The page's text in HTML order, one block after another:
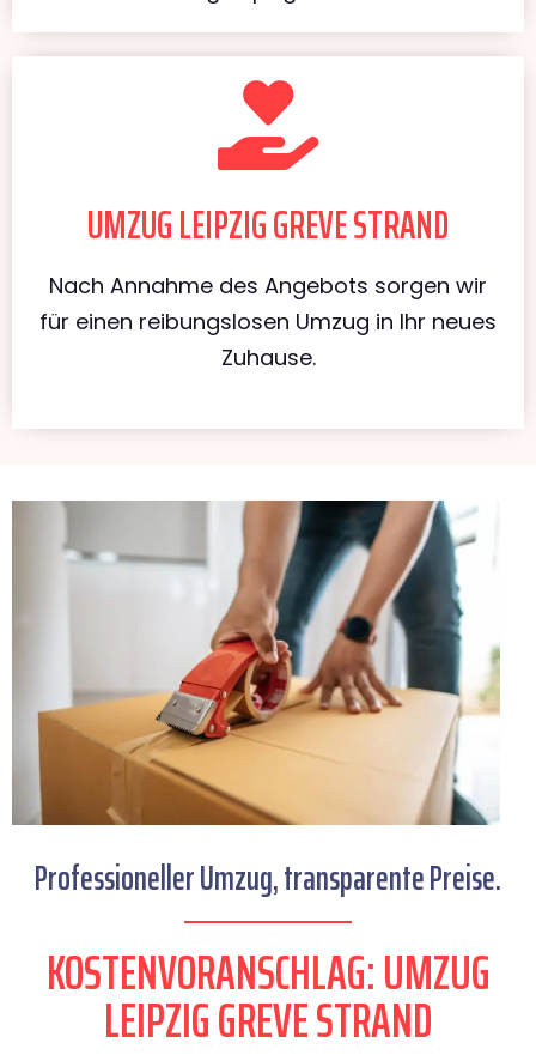
UMZUG LEIPZIG GREVE STRAND
Nach Annahme des Angebots sorgen wir
für einen reibungslosen Umzug in Ihr neues
Zuhause.
Professioneller Umzug, transparente Preise.
KOSTENVORANSCHLAG: UMZUG
LEIPZIG GREVE STRAND